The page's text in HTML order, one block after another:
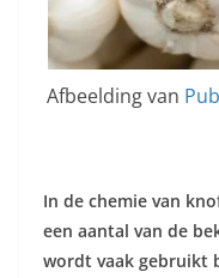
Afbeelding van
In de chemie van
een aantal van de
wordt vaak gebruikt